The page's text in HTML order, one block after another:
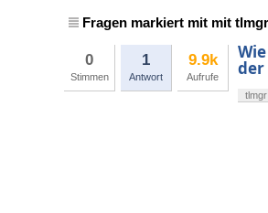
Fragen markiert mit mit tlmgr
0
Stimmen
1
Antwort
9.9k
Aufrufe der
tlmgr